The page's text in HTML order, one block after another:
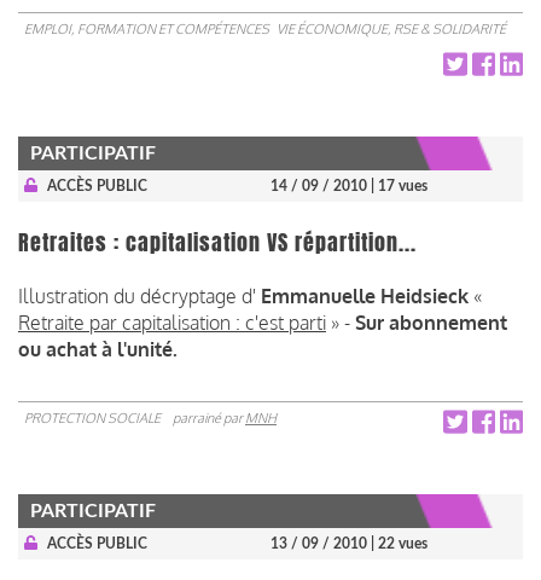
EMPLOI, FORMATION ET COMPÉTENCES VIE ÉCONOMIQUE, RSE & SOLIDARITÉ
PARTICIPATIF
ACCÈS PUBLIC 14 / 09 / 2010 | 17 vues
Retraites : capitalisation VS répartition...
Illustration du décryptage d' Emmanuelle Heidsieck «
Retraite par capitalisation : c'est parti » - Sur abonnement
ou achat à l'unité.
PROTECTION SOCIALE parrainé parMNH
PARTICIPATIF
ACCÈS PUBLIC 13 / 09 / 2010 | 22 vues